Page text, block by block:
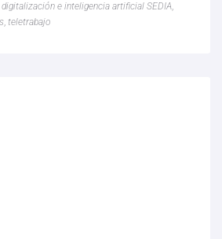
e inteligencia artificial SEDIA,
, teletrabajo